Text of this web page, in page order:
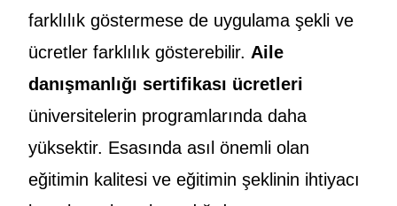
farklılık göstermese de uygulama şekli ve
ücretler farklılık gösterebilir. Aile
danışmanlığı sertifikası ücretleri
üniversitelerin programlarında daha
yüksektir. Esasında asıl önemli olan
eğitimin kalitesi ve eğitimin şeklinin ihtiyacı